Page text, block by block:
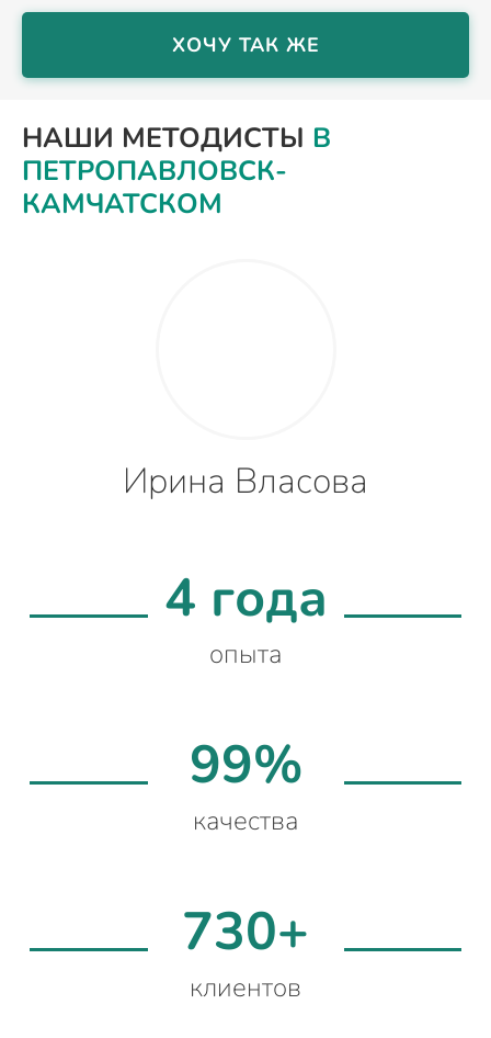
ХОЧУ ТАК ЖЕ
НАШИ МЕТОДИСТЫ В
ПЕТРОПАВЛОВСК-
КАМЧАТСКОМ
Ирина Власова
4 года
опыта
99%
качества
730+
клиентов